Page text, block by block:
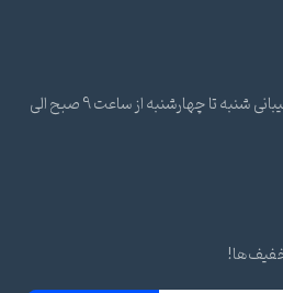
ساعات پاسخ گویی تلفنی و پشتیبانی شنبه تا چهارشنبه از ساعت 9 صبح الی